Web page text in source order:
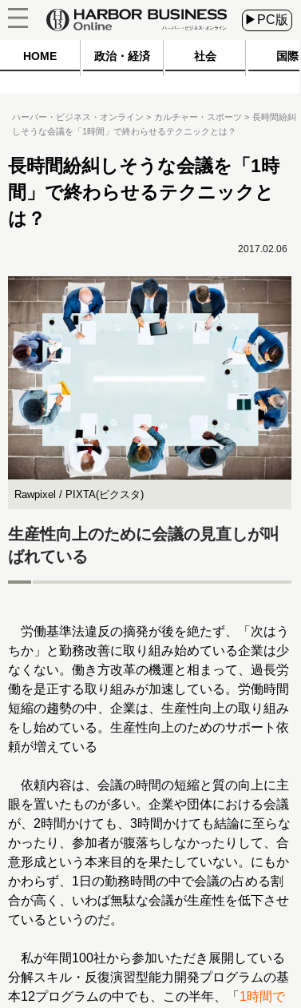
▶PC版
HOME 政治・経済 社会 国際
ハーバー・ビジネス・オンライン カルチャー・スポーツ
長時間紛糾
しそうな会議を「1時間」で終わらせるテクニックとは？
長時間紛糾しそうな会議を「1時
間」で終わらせるテクニックと
は？
2017.02.06
Rawpixel / PIXTA(ピクスタ)
生産性向上のために会議の見直しが叫
ばれている
労働基準法違反の摘発が後を絶たず、「次はう
ちか」と勤務改善に取り組み始めている企業は少
なくない。働き方改革の機運と相まって、過長労
働を是正する取り組みが加速している。労働時間
短縮の趨勢の中、企業は、生産性向上の取り組み
をし始めている。生産性向上のためのサポート依
頼が増えている
依頼内容は、会議の時間の短縮と質の向上に主
眼を置いたものが多い。企業や団体における会議
が、2時間かけても、3時間かけても結論に至らな
かったり、参加者が腹落ちしなかったりして、合
意形成という本来目的を果たしていない。にもか
かわらず、1日の勤務時間の中で会議の占める割
合が高く、いわば無駄な会議が生産性を低下させ
ているというのだ。
私が年間100社から参加いただき展開している
分解スキル・反復演習型能力開発プログラムの基
本12プログラムの中でも、この半年、「 1時間で